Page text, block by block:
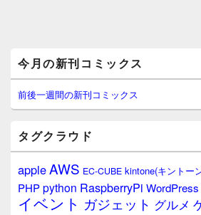
イ
ン
サ
イ
ウ
ィ
ジ
ェ
今月の新刊コミックス
前後一週間の新刊コミックス
タグクラウド
appleAWS EC-CUBE kintone(キントー
PHPpython RaspberryPi WordPress
イベント ガジェット グルメ